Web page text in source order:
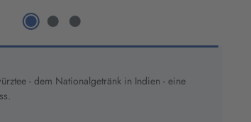
- dem Nationalgetränk in Indien - eine